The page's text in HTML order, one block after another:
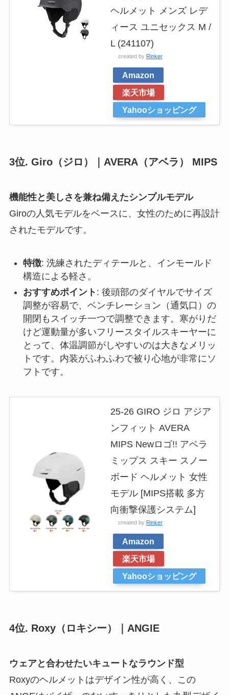
ヘルメット メンズ レデ
ィース ユニセックス M /
L (241107)
created by Rinker
Amazon
楽天市場
Yahooショッピング
3位. Giro（ジロ）｜AVERA（アベラ） MIPS
機能性と美しさを兼ね備えたシンプルモデル
Giroの人気モデルをベースに、女性のために再設計
されたモデルです。
特徴: 洗練されたディテールと、インモールド
構造による軽さ。
おすすめポイント : 後頭部のダイヤルでサイズ
調整が容易で、ベンチレーション（通気口）の
開閉もスイッチ一つで調整できます。寒がりだ
けど運動量が多いフリースタイルスキーヤーに
とって、体温調節がしやすいのは大きなメリッ
トです。内装がふわふわで被り心地が非常にソ
フトです。
25-26 GIRO ジロ アジア
ンフィット AVERA
MIPS Newロゴ!! アベラ
ミップス スキー スノー
ボード ヘルメット 女性
モデル [MIPS搭載 多方
向衝撃保護システム]
created by Rinker
Amazon
楽天市場
Yahooショッピング
4位. Roxy（ロキシー）｜ANGIE
ウェアと合わせたいキュートなラウンド型
Roxyのヘルメットはデザイン性が高く、この